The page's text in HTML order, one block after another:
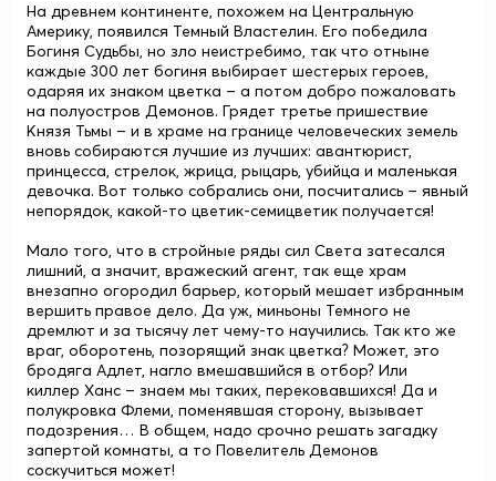
На древнем континенте, похожем на Центральную
Америку, появился Темный Властелин. Его победила
Богиня Судьбы, но зло неистребимо, так что отныне
каждые 300 лет богиня выбирает шестерых героев,
одаряя их знаком цветка – а потом добро пожаловать
на полуостров Демонов. Грядет третье пришествие
Князя Тьмы – и в храме на границе человеческих земель
вновь собираются лучшие из лучших: авантюрист,
принцесса, стрелок, жрица, рыцарь, убийца и маленькая
девочка. Вот только собрались они, посчитались – явный
непорядок, какой-то цветик-семицветик получается!
Мало того, что в стройные ряды сил Света затесался
лишний, а значит, вражеский агент, так еще храм
внезапно огородил барьер, который мешает избранным
вершить правое дело. Да уж, миньоны Темного не
дремлют и за тысячу лет чему-то научились. Так кто же
враг, оборотень, позорящий знак цветка? Может, это
бродяга Адлет, нагло вмешавшийся в отбор? Или
киллер Ханс – знаем мы таких, перековавшихся! Да и
полукровка Флеми, поменявшая сторону, вызывает
подозрения… В общем, надо срочно решать загадку
запертой комнаты, а то Повелитель Демонов
соскучиться может!